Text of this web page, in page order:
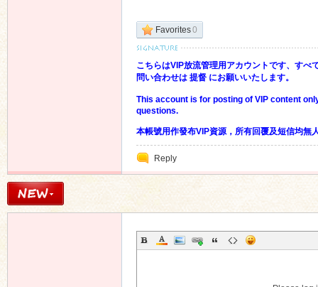
Favorites0
こちらはVIP放流管理用アカウントです、すべ
問い合わせは 提督 にお願いいたします。
This account is for posting of VIP content
questions.
本帳號用作發布VIP資源，所有回覆及短信均無
Reply